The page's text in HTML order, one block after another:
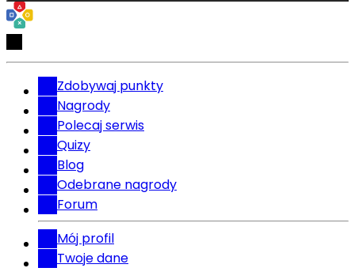
Zdobywaj punkty
Nagrody
Polecaj serwis
Quizy
Blog
Odebrane nagrody
Forum
Mój profil
Twoje dane